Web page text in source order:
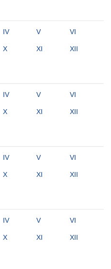
IV V VI
X XI XII
IV V VI
X XI XII
IV V VI
X XI XII
IV V VI
X XI XII